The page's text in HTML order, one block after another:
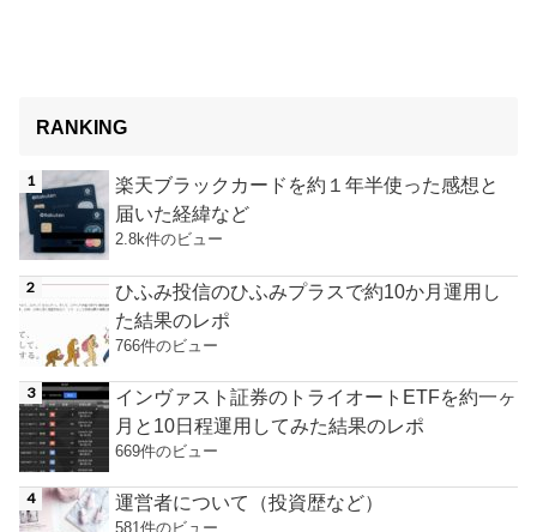
RANKING
楽天ブラックカードを約１年半使った感想と
届いた経緯など
2.8k件のビュー
ひふみ投信のひふみプラスで約10か月運用し
た結果のレポ
766件のビュー
インヴァスト証券のトライオートETFを約一ヶ
月と10日程運用してみた結果のレポ
669件のビュー
運営者について（投資歴など）
581件のビュー